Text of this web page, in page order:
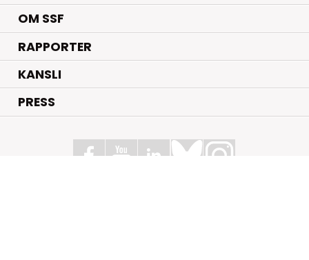
OM SSF
RAPPORTER
KANSLI
PRESS